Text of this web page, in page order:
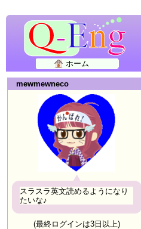
ホーム
mewmewneco
スラスラ英文読めるようになり
たいな♪
(最終ログインは3日以上)